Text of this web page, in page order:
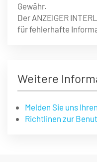
Gewähr.
Der ANZEIGER
für fehlerhafte
Weitere
Melden Sie uns
Richtlinen zur